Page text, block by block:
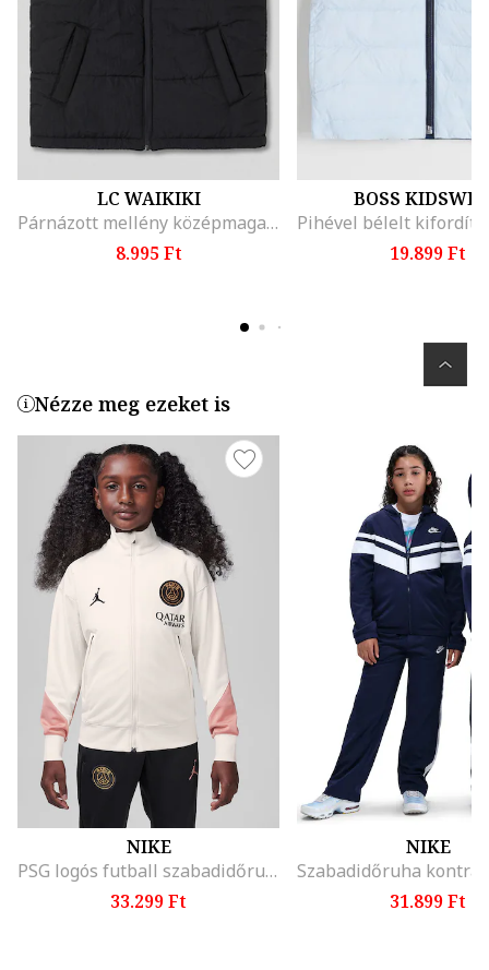
LC WAIKIKI
Párnázott mellény középmagas gallérral, Fekete
8.995 Ft
BOSS
19.899 Ft
Nézze meg ezeket is
NIKE
PSG logós futball szabadidőruha
33.299 Ft
NIKE
31.899 Ft